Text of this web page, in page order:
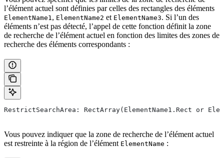
l’élément actuel sont définies par celles des rectangles des éléments
ElementName1, ElementName2 et ElementName3. Si l’un des
éléments n’est pas détecté, l’appel de cette fonction définit la zone
de recherche de l’élément actuel en fonction des limites des zones de
recherche des éléments correspondants :
RestrictSearchArea: RectArray(ElementName1.Rect or
Vous pouvez indiquer que la zone de recherche de l’élément actuel
est restreinte à la région de l’élément ElementName :